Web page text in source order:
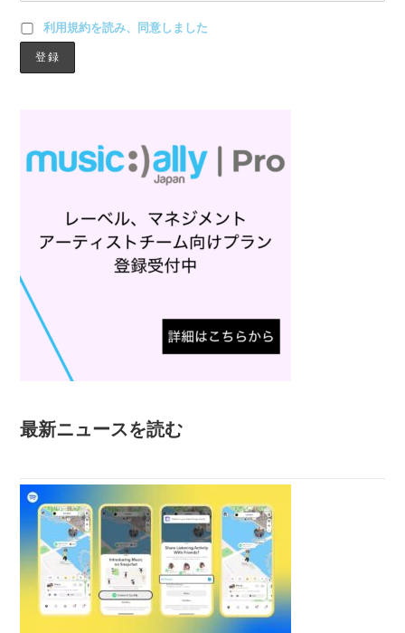
利用規約を読み、同意しました
最新ニュースを読む